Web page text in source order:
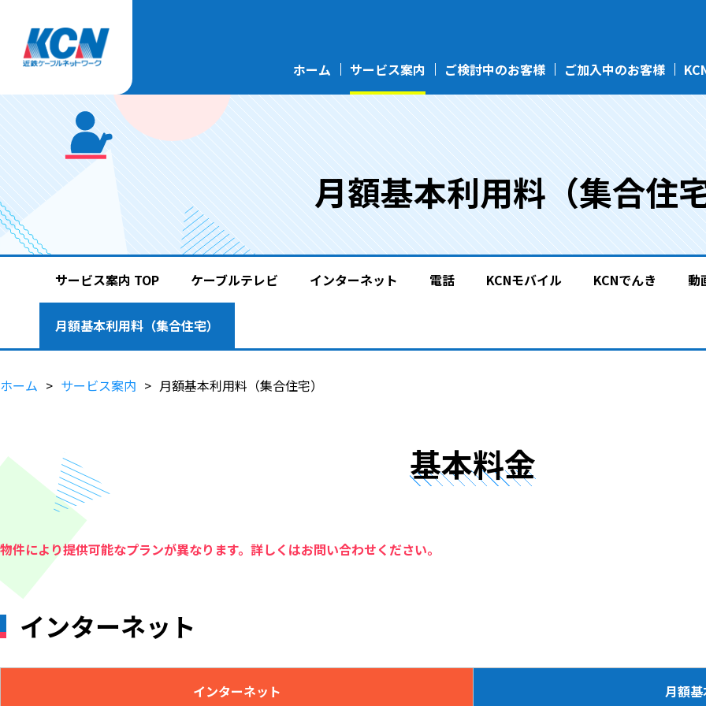
ホーム サービス案内 ご検討中のお客様 ご加入中のお客様
月額基本利用料（集合住
サービス案内 TOP ケーブルテレビ インターネット 電話 KCNモバイル KCNでんき 動
月額基本利用料（集合住宅）
ホーム サービス案内 月額基本利用料（集合住宅）
基本料金
物件により提供可能なプランが異なります。詳しくはお問い合わせください。
インターネット
インターネット 月額